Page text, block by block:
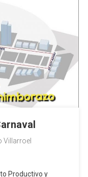
Villarroel
Productivo y